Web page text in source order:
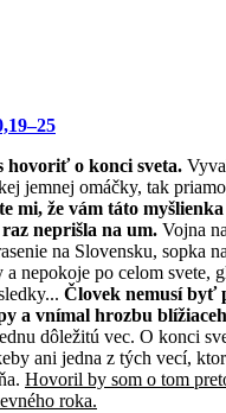
hovoriť o konci sveta.
jemnej omáčky, tak
mi, že vám táto myšlienka
neprišla na um. Vojna
na Slovensku, sopka
a nepokoje po celom svete,
Človek nemusí byť
a vnímal hrozbu
dôležitú vec. O konci
ani jedna z tých vecí,
Hovoril by som o tom
roka.